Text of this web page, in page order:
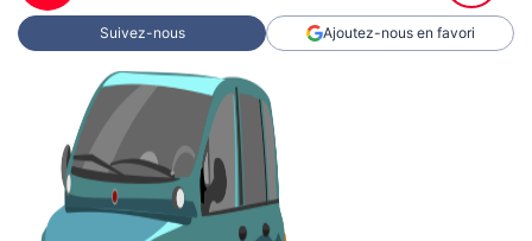
Suivez-nous Ajoutez-nous en favori